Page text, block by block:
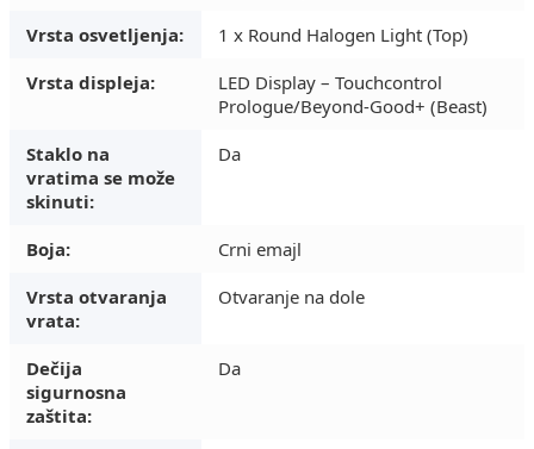
Vrsta osvetljenja:
1 x Round Halogen Light (Top)
Vrsta displeja:
LED Display – Touchcontrol
Prologue/Beyond-Good+ (Beast)
Staklo na
vratima se može
skinuti:
Da
Boja:
Crni emajl
Vrsta otvaranja
vrata:
Otvaranje na dole
Dečija
sigurnosna
zaštita:
Da